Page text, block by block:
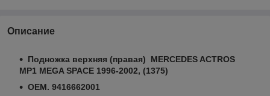
Описание
Подножка верхняя (правая) MERCEDES ACTROS
MP1 MEGA SPACE 1996-2002, (1375)
OEM. 9416662001